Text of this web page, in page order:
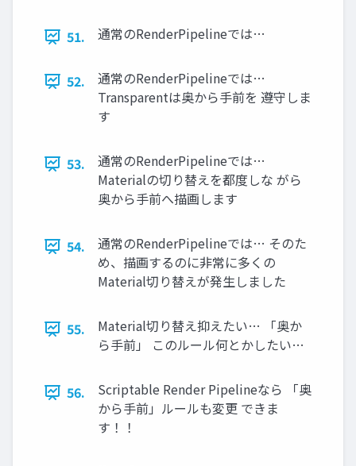
51. 通常のRenderPipelineでは…
52.
通常のRenderPipelineでは…
Transparentは奥から手前を 遵守しま
す
53.
通常のRenderPipelineでは…
Materialの切り替えを都度しな がら
奥から手前へ描画します
54.
通常のRenderPipelineでは… そのた
め、描画するのに非常に多くの
Material切り替えが発生しました
55.
Material切り替え抑えたい… 「奥か
ら手前」 このルール何とかしたい…
56.
Scriptable Render Pipelineなら 「奥
から手前」ルールも変更 できま
す！！